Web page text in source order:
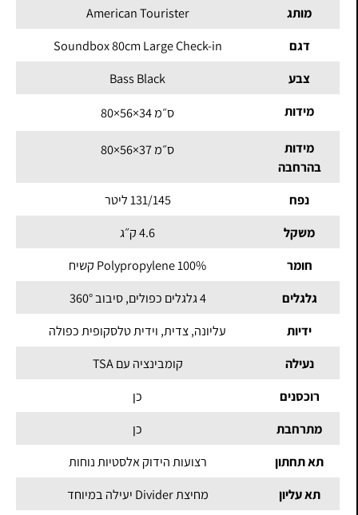
מותג
American Tourister
דגם
Soundbox 80cm Large Check-in
צבע
Bass Black
מידות
80×56×34 ס״מ
מידות
בהרחבה
80×56×37 ס״מ
נפח
131/145 ליטר
משקל
4.6 ק״ג
חומר
100% Polypropylene קשיח
גלגלים
4 גלגלים כפולים, סיבוב 360°
ידיות
עליונה, צדית, וידית טלסקופית כפולה
נעילה
קומבינציה עם TSA
רוכסנים
כן
מתרחבת
כן
תא תחתון
רצועות הידוק אלסטיות נוחות
תא עליון
מחיצת Divider יעילה במיוחד